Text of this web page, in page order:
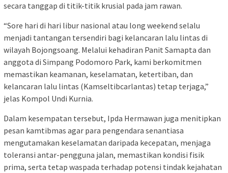
secara tanggap di titik-titik krusial pada jam rawan.
“Sore hari di hari libur nasional atau long weekend selalu
menjadi tantangan tersendiri bagi kelancaran lalu lintas di
wilayah Bojongsoang. Melalui kehadiran Panit Samapta dan
anggota di Simpang Podomoro Park, kami berkomitmen
memastikan keamanan, keselamatan, ketertiban, dan
kelancaran lalu lintas (Kamseltibcarlantas) tetap terjaga,”
jelas Kompol Undi Kurnia.
Dalam kesempatan tersebut, Ipda Hermawan juga menitipkan
pesan kamtibmas agar para pengendara senantiasa
mengutamakan keselamatan daripada kecepatan, menjaga
toleransi antar-pengguna jalan, memastikan kondisi fisik
prima, serta tetap waspada terhadap potensi tindak kejahatan